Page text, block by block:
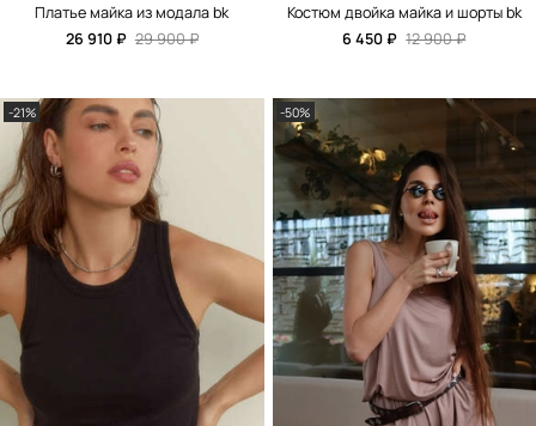
Платье майка из модала bk
26 910 ₽ 29 900 ₽
Костюм двойка майка и шорты bk
6 450 ₽ 12 900 ₽
-21% -50%